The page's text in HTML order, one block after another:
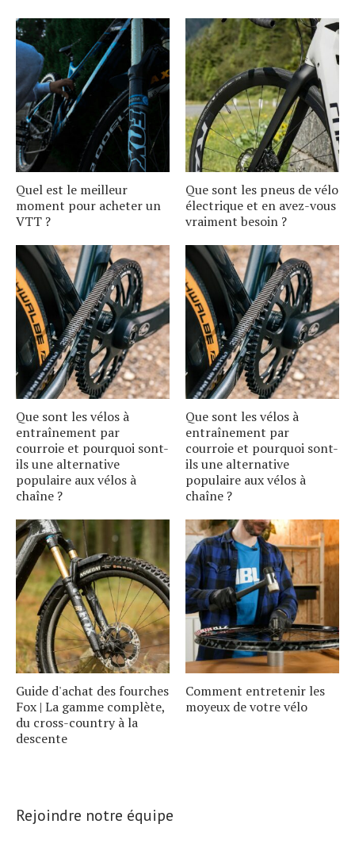
Quel est le meilleur
moment pour acheter un
VTT ?
Que sont les pneus de vélo
électrique et en avez-vous
vraiment besoin ?
Que sont les vélos à
entraînement par
courroie et pourquoi sont-
ils une alternative
populaire aux vélos à
chaîne ?
Que sont les vélos à
entraînement par
courroie et pourquoi sont-
ils une alternative
populaire aux vélos à
chaîne ?
Guide d'achat des fourches
Fox | La gamme complète,
du cross-country à la
descente
Comment entretenir les
moyeux de votre vélo
Rejoindre notre équipe